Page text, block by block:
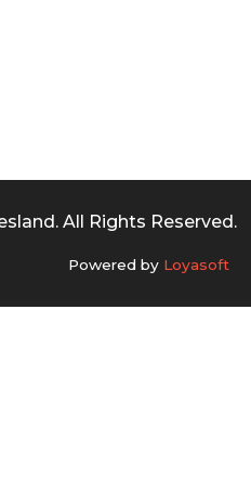
All Rights Reserved.
Powered by Loyasoft